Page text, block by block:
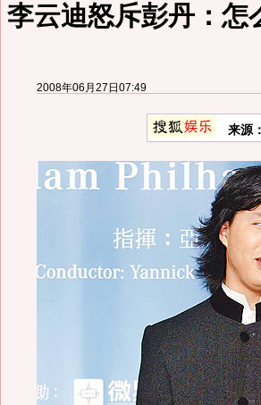
李云迪怒斥彭丹：怎
2008年06月27日07:49
来源